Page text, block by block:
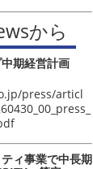
から
期経営計画
press/articl
ィ事業で中長期